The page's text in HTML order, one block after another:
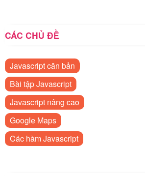
CÁC CHỦ ĐỀ
Javascript căn bản
Bài tập Javascript
Javascript nâng cao
Google Maps
Các hàm Javascript